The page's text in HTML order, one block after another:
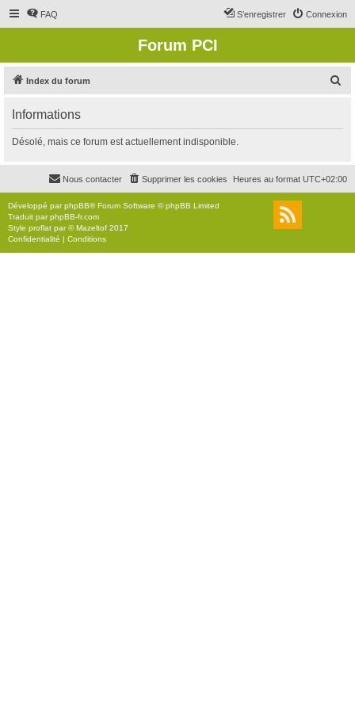
FAQ Connexion
S’enregistrer
Forum PCI
Index du forum
r
c
r
Informations
Désolé, mais ce forum est actuellement indisponible.
Heures au format UTC+02:00
Supprimer les cookies
Nous contacter
Développé parphpBB® Forum Software © phpBB Limited
Traduit parphpBB-fr.com
Style proflat par ©Mazeltof 2017
Confidentialité | Conditions